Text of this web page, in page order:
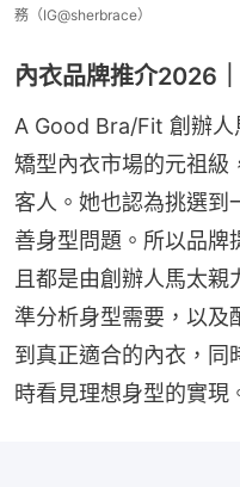
務（IG@sherbrace）
內衣品牌推介2026
A Good Bra/Fit 創辦
矯型內衣市場的元祖級
客人。她也認為挑選到
善身型問題。所以品牌
且都是由創辦人馬太
準分析身型需要，以及
到真正適合的內衣，同
時看見理想身型的實現